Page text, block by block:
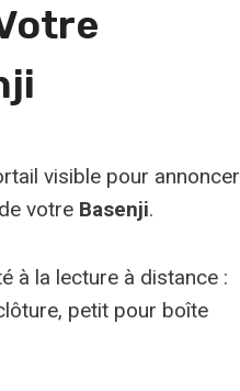
visible pour annoncer
votre Basenji.
à la lecture à distance :
petit pour boîte